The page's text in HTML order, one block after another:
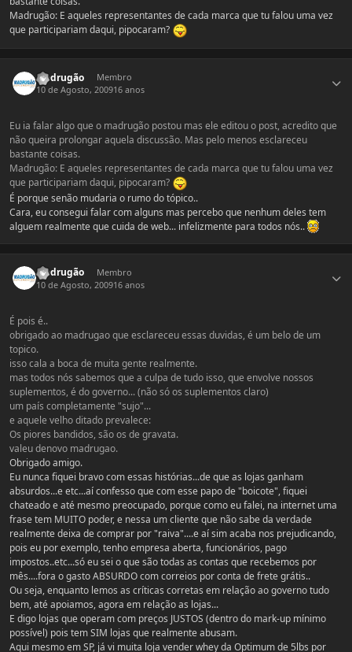
Madrugão: E aqueles representantes de cada marca que tu falou uma vez
que participariam daqui, pipocaram?
Madrugão
Membro
10 de Agosto, 200916 anos
Eu ia falar algo que o madrugão postou mas ele editou o post, acredito que
não queira prolongar aquela discussão. Mas pelo menos esclareceu
bastante coisas.
Madrugão: E aqueles representantes de cada marca que tu falou uma vez
que participariam daqui, pipocaram?
É porque senão mudaria o rumo do tópico..
Cara, eu consegui falar com alguns mas percebo que nenhum deles tem
alguem realmente que cuida de web... infelizmente para todos nós..
Madrugão
Membro
10 de Agosto, 200916 anos
É pois é..
obrigado ao madrugao que esclareceu essas duvidas, é um belo de um
topico.
isso cala a boca de muita gente realmente.
mas todos nós sabemos que a culpa de tudo isso, que envolve nossos
suplementos, é do governo... (não só os suplementos claro)
um país completamente "sujo"...
e aquele velho ditado prevalece:
Os piores bandidos, são os de gravata.
valeu denovo madrugao.
Obrigado amigo.
Eu nunca fiquei bravo com essas histórias...de que as lojas ganham
absurdos...e etc...aí confesso que com esse papo de "boicote", fiquei
chateado e até mesmo preocupado, porque como eu falei, na internet uma
frase tem MUITO poder, e nessa um cliente que não sabe da verdade
realmente deixa de comprar por "raiva"....e aí sim acaba nos prejudicando,
pois eu por exemplo, tenho empresa aberta, funcionários, pago
impostos..etc...só eu sei o que são todas as contas que recebemos por
mês....fora o gasto ABSURDO com correios por conta de frete grátis..
Ou seja, enquanto lemos as críticas corretas em relação ao governo tudo
bem, até apoiamos, agora em relação as lojas...
E digo lojas que operam com preços JUSTOS (dentro do mark-up mínimo
possível) pois tem SIM lojas que realmente abusam.
Aqui mesmo em SP, já vi muita loja vender whey da Optimum de 5lbs por